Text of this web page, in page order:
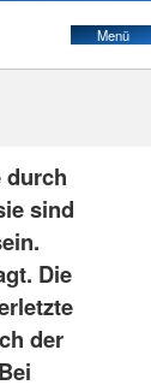
Menü
durch
sind
Die
der